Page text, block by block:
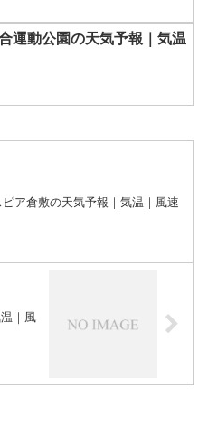
運動公園の天気予報｜気温
ピア倉敷の天気予報｜気温｜風速
｜風